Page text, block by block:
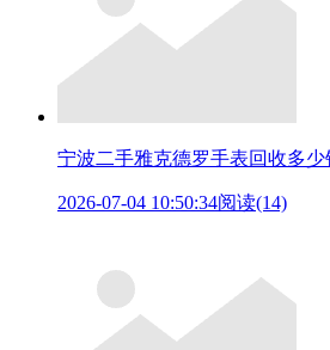
宁波二手雅克德罗手表回收多少
2026-07-04 10:50:34阅读(14)